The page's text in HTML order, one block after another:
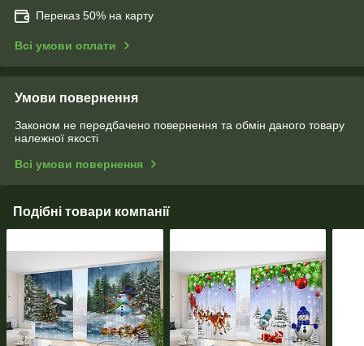
Переказ 50% на карту
Всі умови оплати
Умови повернення
Законом не передбачено повернення та обмін даного товару
належної якості
Всі умови повернення
Подібні товари компанії